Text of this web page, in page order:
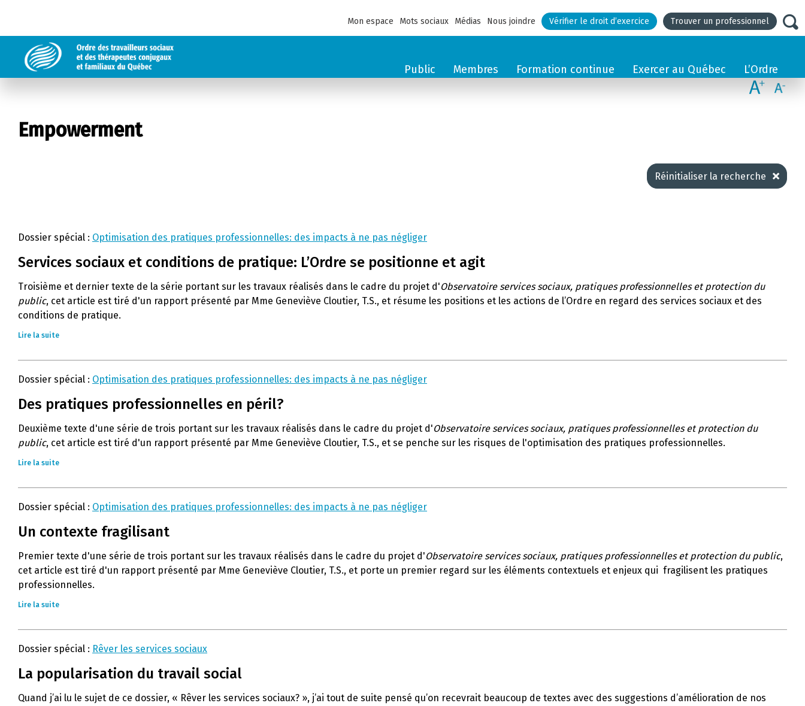
Mon espace Mots sociaux Médias Nous joindre Vérifier le droit d’exercice Trouver un professionnel
Public Membres Formation continue Exercer au Québec L’Ordre
Empowerment
Réinitialiser la recherche
Dossier spécial : Optimisation des pratiques professionnelles: des impacts à ne pas négliger
Services sociaux et conditions de pratique: L’Ordre se positionne et agit
Troisième et dernier texte de la série portant sur les travaux réalisés dans le cadre du projet d'Observatoire services sociaux, pratiques professionnelles et protection du
public, cet article est tiré d'un rapport présenté par Mme Geneviève Cloutier, T.S., et résume les positions et les actions de l’Ordre en regard des services sociaux et des
conditions de pratique.
Lire la suite
Dossier spécial : Optimisation des pratiques professionnelles: des impacts à ne pas négliger
Des pratiques professionnelles en péril?
Deuxième texte d'une série de trois portant sur les travaux réalisés dans le cadre du projet d'Observatoire services sociaux, pratiques professionnelles et protection du
public, cet article est tiré d'un rapport présenté par Mme Geneviève Cloutier, T.S., et se penche sur les risques de l'optimisation des pratiques professionnelles.
Lire la suite
Dossier spécial : Optimisation des pratiques professionnelles: des impacts à ne pas négliger
Un contexte fragilisant
Premier texte d'une série de trois portant sur les travaux réalisés dans le cadre du projet d'Observatoire services sociaux, pratiques professionnelles et protection du public,
cet article est tiré d'un rapport présenté par Mme Geneviève Cloutier, T.S., et porte un premier regard sur les éléments contextuels et enjeux qui fragilisent les pratiques
professionnelles.
Lire la suite
Dossier spécial : Rêver les services sociaux
La popularisation du travail social
Quand j’ai lu le sujet de ce dossier, « Rêver les services sociaux? », j’ai tout de suite pensé qu’on recevrait beaucoup de textes avec des suggestions d’amélioration de nos